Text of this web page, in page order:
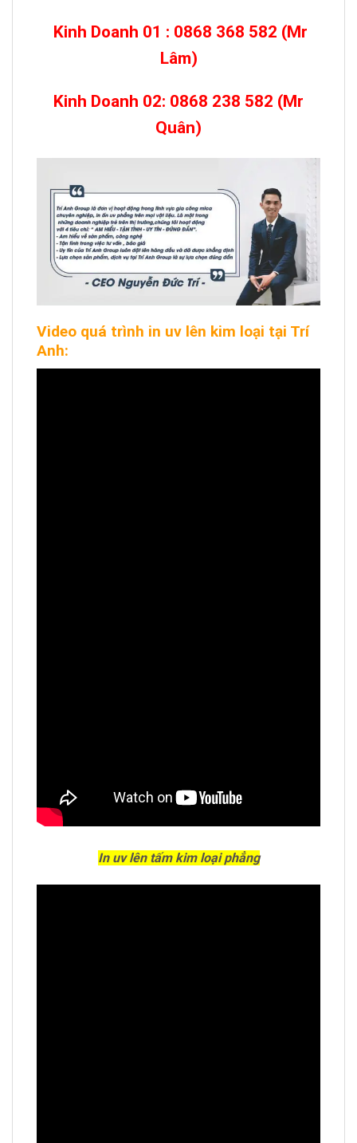
Kinh Doanh 01 : 0868 368 582 (Mr
Lâm)
Kinh Doanh 02: 0868 238 582 (Mr
Quân)
Video quá trình in uv lên kim loại tại Trí
Anh:
In uv lên tấm kim loại phẳng